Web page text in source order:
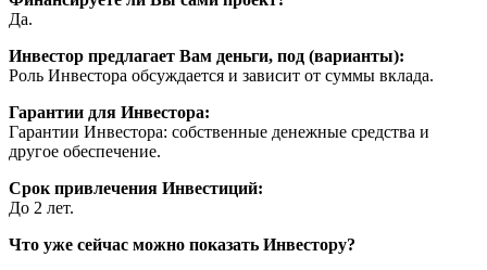
Да.
Инвестор предлагает Вам деньги, под (варианты):
Роль Инвестора обсуждается и зависит от суммы вклада.
Гарантии для Инвестора:
Гарантии Инвестора: собственные денежные средства и
другое обеспечение.
Срок привлечения Инвестиций:
До 2 лет.
Что уже сейчас можно показать Инвестору?